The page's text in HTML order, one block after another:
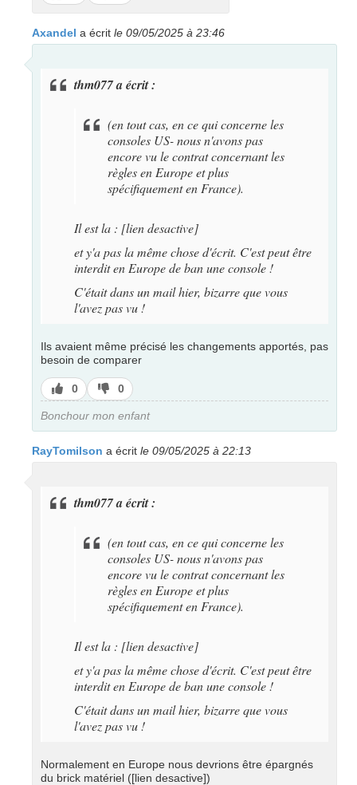
pas
Axandel a écrit le 09/05/2025 à 23:46
thm077 a écrit :
(en tout cas, en ce qui concerne les
consoles US- nous n'avons pas
encore vu le contrat concernant les
règles en Europe et plus
spécifiquement en France).
Il est la : [lien desactive]
et y'a pas la même chose d'écrit. C'est peut être
interdit en Europe de ban une console !
C'était dans un mail hier, bizarre que vous
l'avez pas vu !
Ils avaient même précisé les changements apportés, pas
besoin de comparer
J’aime
0
J’aime
pas
0
Bonchour mon enfant
RayTomilson a écrit le 09/05/2025 à 22:13
thm077 a écrit :
(en tout cas, en ce qui concerne les
consoles US- nous n'avons pas
encore vu le contrat concernant les
règles en Europe et plus
spécifiquement en France).
Il est la : [lien desactive]
et y'a pas la même chose d'écrit. C'est peut être
interdit en Europe de ban une console !
C'était dans un mail hier, bizarre que vous
l'avez pas vu !
Normalement en Europe nous devrions être épargnés
du brick matériel ([lien desactive])